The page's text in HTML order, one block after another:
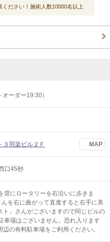
ください！施術人数10000名以上
ーダー19:30）
３羽染ビル２Ｆ MAP
口45秒
背にロータリーを右沿いに歩きま
を右に曲がって直進すると右手に美
ト」さんがございますので同じビルの
車場はございません。恐れ入ります
の有料駐車場をご利用ください。